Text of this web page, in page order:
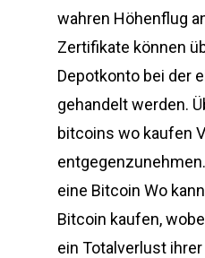
wahren Höhenflug
Zertifikate können
Depotkonto bei der
gehandelt werden.
bitcoins wo kaufen
eine Bitcoin Wo
Bitcoin kaufen,
ein Totalverlust